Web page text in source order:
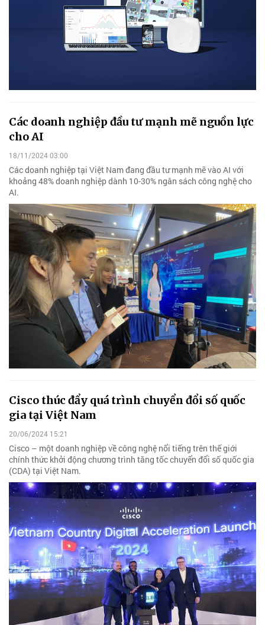
Các doanh nghiệp đầu tư mạnh mẽ nguồn lực
cho AI
18/11/2024 03:00
Các doanh nghiệp tại Việt Nam đang đầu tư mạnh mẽ vào AI với
khoảng 48% doanh nghiệp dành 10-30% ngân sách công nghệ cho
AI.
Cisco thúc đẩy quá trình chuyển đổi số quốc
gia tại Việt Nam
20/06/2024 15:21
Cisco – một doanh nghiệp về công nghệ nổi tiếng trên thế giới
chính thức khởi động chương trình tăng tốc chuyển đổi số quốc gia
(CDA) tại Việt Nam.